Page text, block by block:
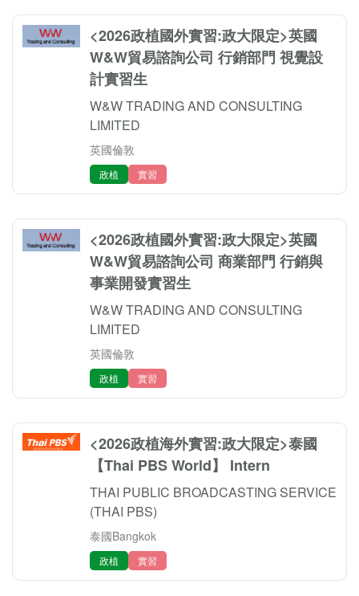
<2026政植國外實習:政大限定>英國
W&W貿易諮詢公司 行銷部門 視覺設
計實習生
W&W TRADING AND CONSULTING
LIMITED
英國倫敦
政植 實習
<2026政植國外實習:政大限定>英國
W&W貿易諮詢公司 商業部門 行銷與
事業開發實習生
W&W TRADING AND CONSULTING
LIMITED
英國倫敦
政植 實習
<2026政植海外實習:政大限定>泰國
【Thai PBS World】 Intern
THAI PUBLIC BROADCASTING SERVICE
(THAI PBS)
泰國Bangkok
政植 實習